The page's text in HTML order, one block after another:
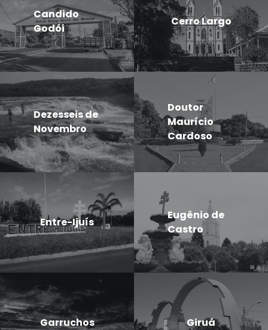
Candido
Godói
Cerro Largo
Dezesseis de
Novembro
Doutor
Maurício
Cardoso
Entre-Ijuís
Eugênio de
Castro
Garruchos Giruá